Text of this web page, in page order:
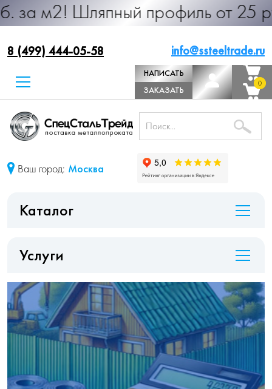
профиль от 25 руб. за
8 (499) 444-05-58 info@ssteeltrade.ru
НАПИСАТЬ
ДИРЕКТОРУ
ЗАКАЗАТЬ
ЗВОНОК
0
0
Ваш город: Москва
Каталог
Услуги